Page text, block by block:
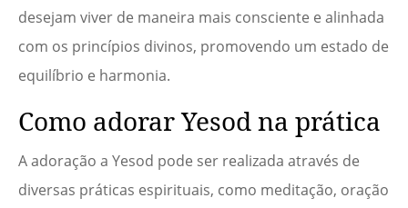
desejam viver de maneira mais consciente e alinhada
com os princípios divinos, promovendo um estado de
equilíbrio e harmonia.
Como adorar Yesod na prática
A adoração a Yesod pode ser realizada através de
diversas práticas espirituais, como meditação, oração